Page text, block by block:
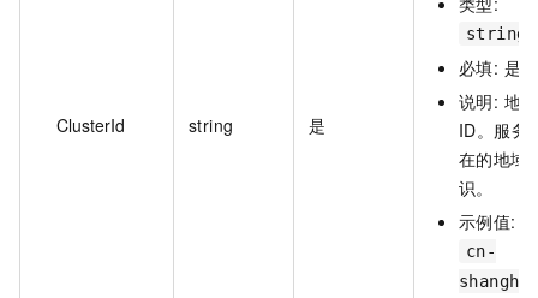
ClusterId string 是
string
必填: 是
说明: 地域
ID。服务
在的地域
识。
示例值:
cn-